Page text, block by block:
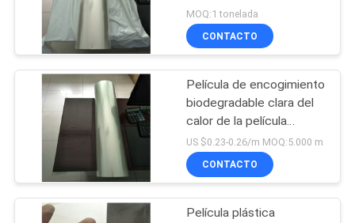
CALIDAD
NOTICIAS
SOLICITAR
UNA CITA
MAPA
EN13432/MSDS
certificado
MOQ:1 tonelada
CONTACTO
Película de encogimiento
biodegradable clara del
calor de la película
plástica/PLA para la
protección del medio
ambiente
US $0.23-0.26/m MOQ:5.000 m
CONTACTO
Película plástica